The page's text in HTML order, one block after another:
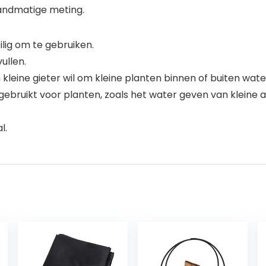
meting.
om te gebruiken.
gieter wil om kleine planten binnen of buiten
voor planten, zoals het water geven van